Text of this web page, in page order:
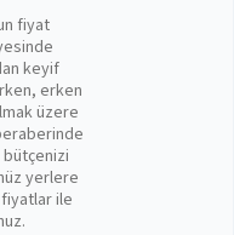
fiyat
keyif
erken
üzere
yerlere
ile